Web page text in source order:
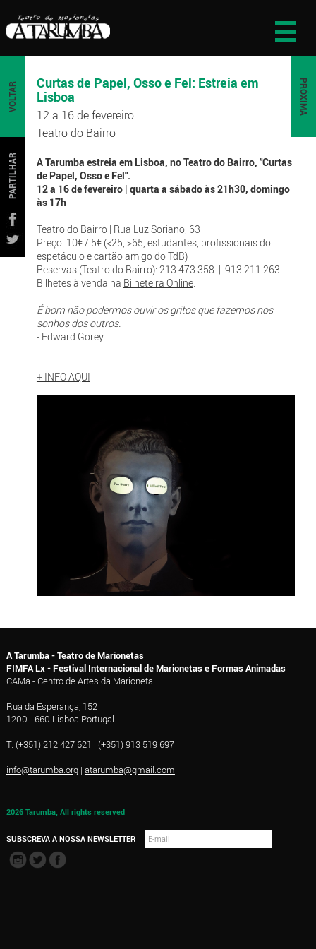
VOLTAR PRÓXIMA
PARTILHAR
Curtas de Papel, Osso e Fel: Estreia em
Lisboa
12 a 16 de fevereiro
Teatro do Bairro
A Tarumba estreia em Lisboa, no Teatro do Bairro, "Curtas
de Papel, Osso e Fel".
12 a 16 de fevereiro | quarta a sábado às 21h30, domingo
às 17h
Teatro do Bairro| Rua Luz Soriano, 63
Preço: 10€ / 5€ (<25, >65, estudantes, profissionais do
espetáculo e cartão amigo do TdB)
Reservas (Teatro do Bairro): 213 473 358 | 913 211 263
Bilhetes à venda na Bilheteira Online.
É bom não podermos ouvir os gritos que fazemos nos
sonhos dos outros.
- Edward Gorey
+ INFO AQUI
A Tarumba - Teatro de Marionetas
FIMFA Lx - Festival Internacional de Marionetas e Formas Animadas
CAMa - Centro de Artes da Marioneta
Rua da Esperança, 152
1200 - 660 Lisboa Portugal
T. (+351) 212 427 621 | (+351) 913 519 697
info@tarumba.org| atarumba@gmail.com
2026 Tarumba, All rights reserved
SUBSCREVA A NOSSA NEWSLETTER